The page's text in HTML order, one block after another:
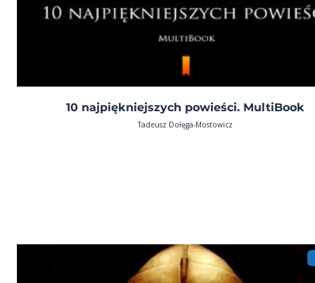
10 najpiękniejszych powieści. MultiBook
Tadeusz Dołęga-Mostowicz